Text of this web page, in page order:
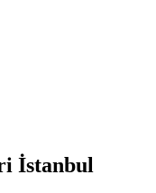
İstanbul